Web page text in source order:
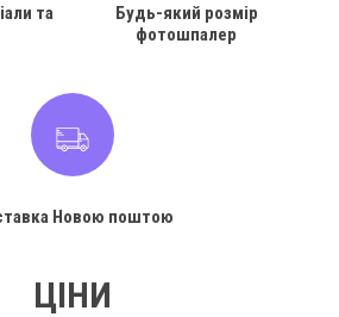
та
Будь-який розмір
фотошпалер
Новою поштою
ЦІНИ